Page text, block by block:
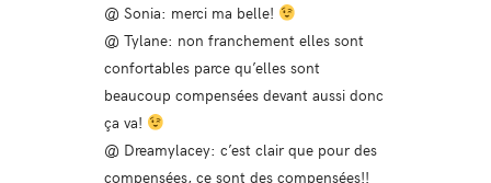
@ Sonia: merci ma belle!
@ Tylane: non franchement elles sont
confortables parce qu’elles sont
beaucoup compensées devant aussi donc
ça va!
@ Dreamylacey: c’est clair que pour des
compensées, ce sont des compensées!!